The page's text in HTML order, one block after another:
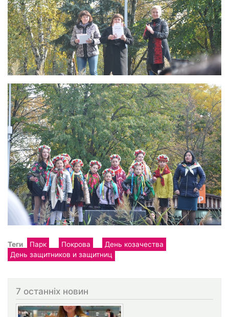
Теги Парк Покрова
День козачества
День защитников и защитниц
7 останніх новин